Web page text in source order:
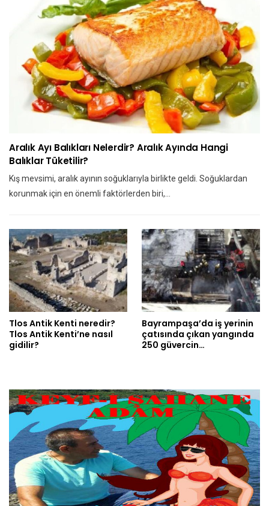
Aralık Ayı Balıkları Nelerdir? Aralık Ayında Hangi
Balıklar Tüketilir?
Kış mevsimi, aralık ayının soğuklarıyla birlikte geldi. Soğuklardan
korunmak için en önemli faktörlerden biri,…
Tlos Antik Kenti neredir?
Tlos Antik Kenti’ne nasıl
gidilir?
Bayrampaşa’da iş yerinin
çatısında çıkan yangında
250 güvercin…